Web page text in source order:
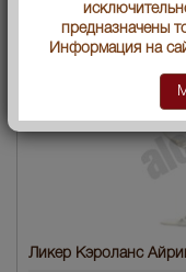
Ликер Кэроланс
предназначены
Информация на